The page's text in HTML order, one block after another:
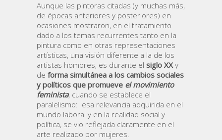
Aunque las pintoras citadas (y muchas más,
de épocas anteriores y posteriores) en
ocasiones mostraron, en el tratamiento
dado a los temas recurrentes tanto en la
pintura como en otras representaciones
artísticas, una visión diferente a la de los
artistas hombres, es durante el siglo XXy
de forma simultánea a los cambios sociales
y políticos que promueve el movimiento
feminista, cuando se establece el
paralelismo: esa relevancia adquirida en el
mundo laboral y en la realidad social y
política, se vio reflejada claramente en el
arte realizado por mujeres.